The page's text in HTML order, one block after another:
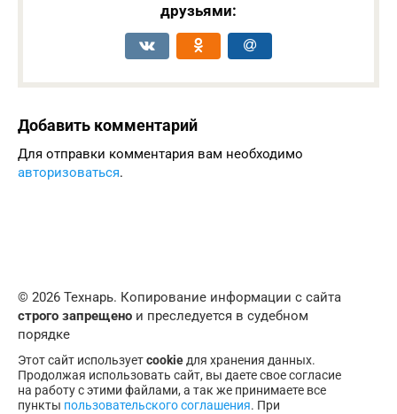
друзьями:
Добавить комментарий
Для отправки комментария вам необходимо
авторизоваться.
© 2026 Технарь. Копирование информации с сайта
строго запрещено и преследуется в судебном
порядке
Этот сайт используетcookie для хранения данных.
Продолжая использовать сайт, вы даете свое согласие
на работу с этими файлами, а так же принимаете все
пункты пользовательского соглашения. При